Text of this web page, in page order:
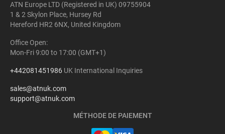
ATN Europe LTD (Registered in UK) 09755904
1 & 2 Skylon Place, Hursey Rd
Hereford HR2 6NX, United Kingdom
Office Open:
Mon-Fri 9:00 to 17:00 (GMT+1)
+442081451986 UK International Inquiries
sales@atnuk.com
support@atnuk.com
MÉTHODE DE PAIEMENT